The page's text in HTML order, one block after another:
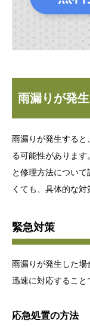
雨漏りが発
雨漏りが発生すると
る可能性がありま
と修理方法につい
くても、具体的な対
緊急対策
雨漏りが発生した場
迅速に対応すること
応急処置の方法